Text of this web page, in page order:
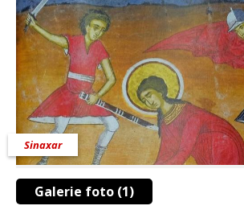
Galerie foto (1)
Sinaxar